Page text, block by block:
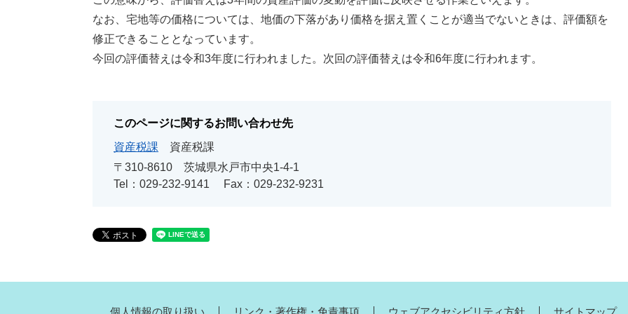
なお、宅地等の価格については、地価の下落があり価格を据え置くことが適当でないときは、評価額を
修正できることとなっています。
今回の評価替えは令和3年度に行われました。次回の評価替えは令和6年度に行われます。
このページに関するお問い合わせ先
資産税課
資産税課
〒310-8610 茨城県水戸市中央1-4-1
Tel：029-232-9141
Fax：029-232-9231
個人情報の取り扱い リンク・著作権・免責事項 ウェブアクセシビリティ方針 サイトマップ